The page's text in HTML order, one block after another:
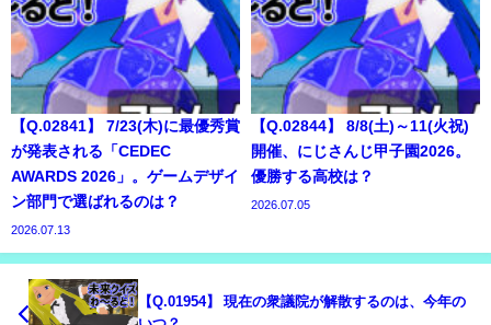
【Q.02841】 7/23(木)に最優秀賞
が発表される「CEDEC
AWARDS 2026」。ゲームデザイ
ン部門で選ばれるのは？
2026.07.13
【Q.02844】 8/8(土)～11(火祝)
開催、にじさんじ甲子園2026。
優勝する高校は？
2026.07.05
【Q.01954】 現在の衆議院が解散するのは、今年の